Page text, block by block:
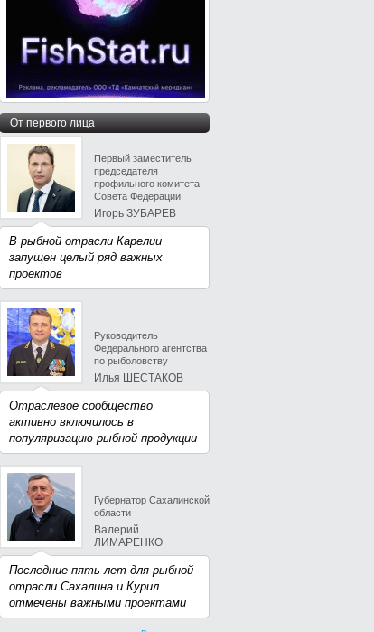
От первого лица
Первый заместитель
председателя
профильного комитета
Совета Федерации
Игорь ЗУБАРЕВ
В рыбной отрасли Карелии
запущен целый ряд важных
проектов
Руководитель
Федерального агентства
по рыболовству
Илья ШЕСТАКОВ
Отраслевое сообщество
активно включилось в
популяризацию рыбной продукции
Губернатор Сахалинской
области
Валерий
ЛИМАРЕНКО
Последние пять лет для рыбной
отрасли Сахалина и Курил
отмечены важными проектами